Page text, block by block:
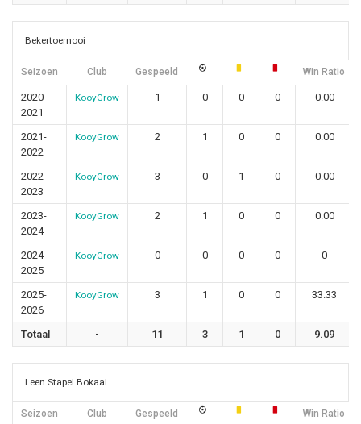
Bekertoernooi
Seizoen Club Gespeeld Win Ratio
2020-
2021
KooyGrow 1 0 0 0 0.00
2021-
2022
KooyGrow 2 1 0 0 0.00
2022-
2023
KooyGrow 3 0 1 0 0.00
2023-
2024
KooyGrow 2 1 0 0 0.00
2024-
2025
KooyGrow 0 0 0 0 0
2025-
2026
KooyGrow 3 1 0 0 33.33
Totaal - 11 3 1 0 9.09
Leen Stapel Bokaal
Seizoen Club Gespeeld Win Ratio